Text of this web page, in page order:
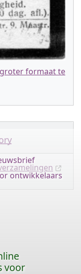
formaat te
ontwikkelaars
voor